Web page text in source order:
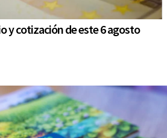
y cotización de este 6 agosto